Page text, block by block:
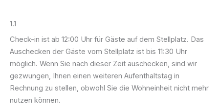
1.1
Check-in ist ab 12:00 Uhr für Gäste auf dem Stellplatz. Das
Auschecken der Gäste vom Stellplatz ist bis 11:30 Uhr
möglich. Wenn Sie nach dieser Zeit auschecken, sind wir
gezwungen, Ihnen einen weiteren Aufenthaltstag in
Rechnung zu stellen, obwohl Sie die Wohneinheit nicht mehr
nutzen können.